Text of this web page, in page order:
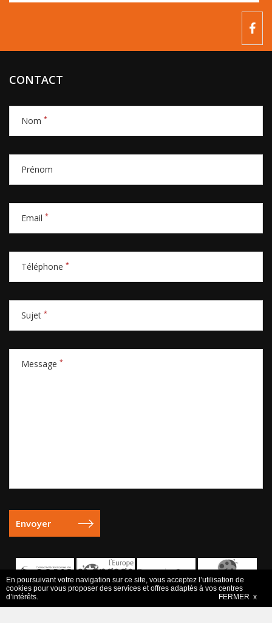
En poursuivant votre navigation sur ce site, vous acceptez l’utilisation de
cookies pour vous proposer des services et offres adaptés à vos centres
d’intérêts.
FERMER x
CONTACT
Nom *
Prénom
Email *
Téléphone *
Sujet *
Message *
Mentions légales - Copyright © 2006-2026 Europe Active